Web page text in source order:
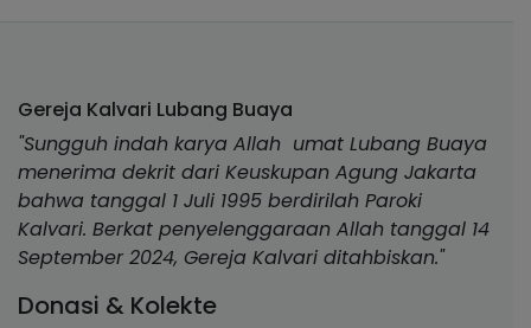
Gereja Kalvari Lubang Buaya
"Sungguh indah karya Allah umat Lubang Buaya
menerima dekrit dari Keuskupan Agung Jakarta
bahwa tanggal 1 Juli 1995 berdirilah Paroki
Kalvari. Berkat penyelenggaraan Allah tanggal 14
September 2024, Gereja Kalvari ditahbiskan."
Donasi & Kolekte